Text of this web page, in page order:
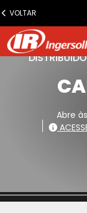
Jump
content
VOLTAR
Abre